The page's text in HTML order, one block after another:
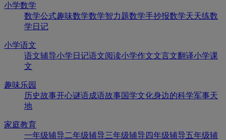
小学数学
数学公式趣味数学数学智力题数学手抄报数学天天练数
学日记
小学语文
语文辅导小学日记语文阅读小学作文文言文翻译小学课
文
趣味乐园
历史故事开心谜语成语故事国学文化身边的科学军事天
地
家庭教育
一年级辅导二年级辅导三年级辅导 四年级辅导五年级辅